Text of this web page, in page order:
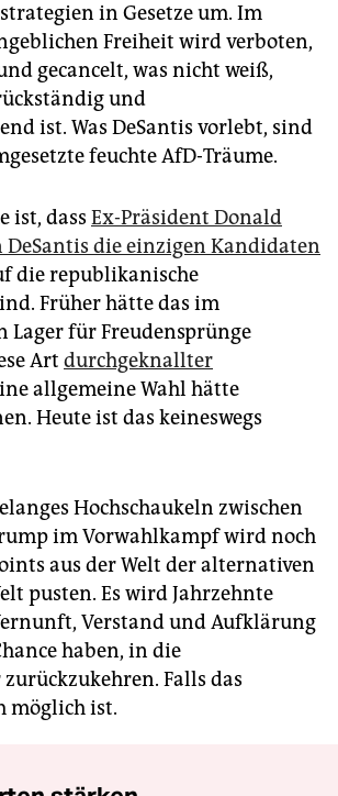
in Gesetze um. Im
Freiheit wird verboten,
gecancelt, was nicht weiß,
und
ist. Was DeSantis vorlebt, sind
feuchte AfD-Träume.
ist, dass Ex-Präsident Donald
DeSantis die einzigen Kandidaten
die republikanische
Früher hätte das im
Lager für Freudensprünge
Art durchgeknallter
allgemeine Wahl hätte
Heute ist das keineswegs
Hochschaukeln zwischen
im Vorwahlkampf wird noch
aus der Welt der alternativen
pusten. Es wird Jahrzehnte
Verstand und Aufklärung
haben, in die
Falls das
möglich ist.